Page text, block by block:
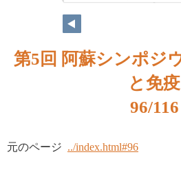
第5回 阿蘇シンポジ
と免疫
96/116
元のページ ../index.html#96